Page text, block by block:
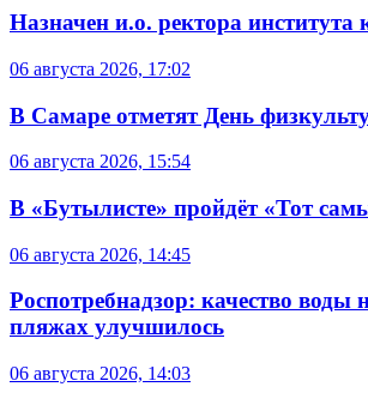
Назначен и.о. ректора института
06 августа 2026, 17:02
В Самаре отметят День
06 августа 2026, 15:54
В «Бутылисте» пройдёт «Тот
06 августа 2026, 14:45
Роспотребнадзор: качество воды
пляжах улучшилось
06 августа 2026, 14:03